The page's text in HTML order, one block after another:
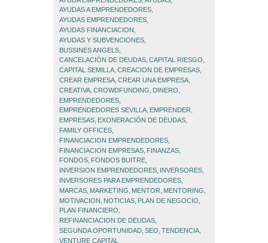
AYUDAS A EMPRENDEDORES
AYUDAS EMPRENDEDORES
AYUDAS FINANCIACION
AYUDAS Y SUBVENCIONES
BUSSINES ANGELS
CANCELACIÓN DE DEUDAS CAPITAL RIESGO
CAPITAL SEMILLA CREACION DE EMPRESAS
CREAR EMPRESA CREAR UNA EMPRESA
CREATIVA CROWDFUNDING DINERO
EMPRENDEDORES
EMPRENDEDORES SEVILLA EMPRENDER
EMPRESAS EXONERACIÓN DE DEUDAS
FAMILY OFFICES
FINANCIACION EMPRENDEDORES
FINANCIACION EMPRESAS FINANZAS
FONDOS FONDOS BUITRE
INVERSION EMPRENDEDORES INVERSORES
INVERSORES PARA EMPRENDEDORES
MARCAS MARKETING MENTOR MENTORING
MOTIVACION NOTICIAS PLAN DE NEGOCIO
PLAN FINANCIERO
REFINANCIACION DE DEUDAS
SEGUNDA OPORTUNIDAD SEO TENDENCIA
VENTURE CAPITAL